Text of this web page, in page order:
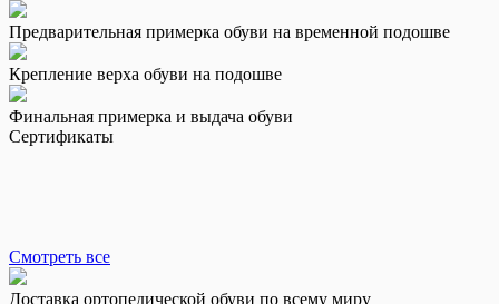
Предварительная примерка обуви на временной подошве
Крепление верха обуви на подошве
Финальная примерка и выдача обуви
Сертификаты
Смотреть все
Доставка ортопедической обуви по всему миру